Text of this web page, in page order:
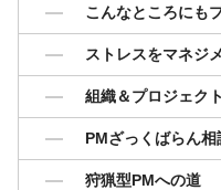
こんなところにも
ストレスをマネジ
組織＆プロジェク
PMざっくばらん相
狩猟型PMへの道